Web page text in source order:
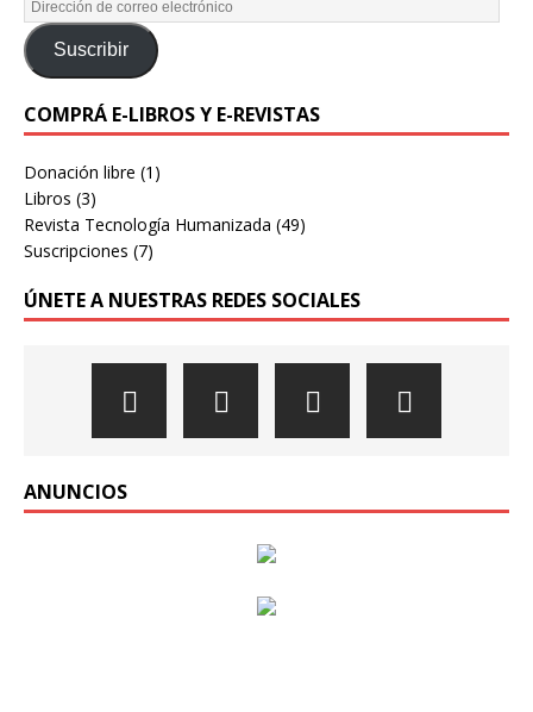
Suscribir
COMPRÁ E-LIBROS Y E-REVISTAS
Donación libre (1)
Libros (3)
Revista Tecnología Humanizada (49)
Suscripciones (7)
ÚNETE A NUESTRAS REDES SOCIALES
ANUNCIOS